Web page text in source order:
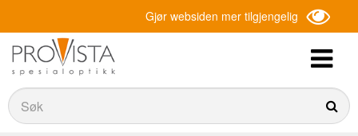
Gjør websiden mer tilgjengelig
Søk
Søk